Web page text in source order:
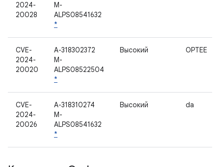
2024-
20028
M-
ALPS08541632
*
CVE-
2024-
20020
A-318302372
M-
ALPS08522504
*
Высокий OPTEE
CVE-
2024-
20026
A-318310274
M-
ALPS08541632
*
Высокий da